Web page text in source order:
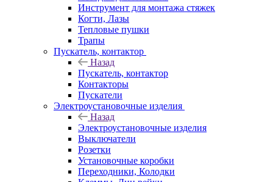
Инструмент для монтажа стяжек
Когти, Лазы
Тепловые пушки
Трапы
Пускатель, контактор
Назад
Пускатель, контактор
Контакторы
Пускатели
Электроустановочные изделия
Назад
Электроустановочные изделия
Выключатели
Розетки
Установочные коробки
Переходники, Колодки